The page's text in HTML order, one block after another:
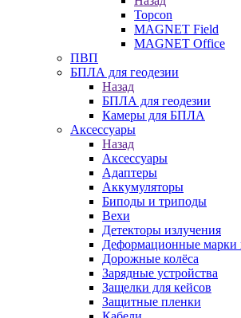
Topcon
MAGNET Field
MAGNET Office
ПВП
БПЛА для геодезии
Назад
БПЛА для геодезии
Камеры для БПЛА
Аксессуары
Назад
Аксессуары
Адаптеры
Аккумуляторы
Биподы и триподы
Вехи
Детекторы излучения
Деформационные марки
Дорожные колёса
Зарядные устройства
Защелки для кейсов
Защитные пленки